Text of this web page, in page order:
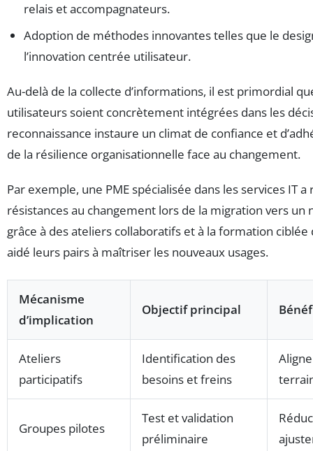
relais et accompagnateurs.
Adoption de méthodes innovantes telles que le
l’innovation centrée utilisateur.
Au-delà de la collecte d’informations, il est primordial
utilisateurs soient concrètement intégrées dans les
reconnaissance instaure un climat de confiance et
de la résilience organisationnelle face au changement.
Par exemple, une PME spécialisée dans les services IT
résistances au changement lors de la migration vers un
grâce à des ateliers collaboratifs et à la formation ciblée
aidé leurs pairs à maîtriser les nouveaux usages.
Mécanisme
d’implication
Objectif principal
Ateliers
participatifs
Identification des
besoins et freins
Groupes pilotes
Test et validation
préliminaire